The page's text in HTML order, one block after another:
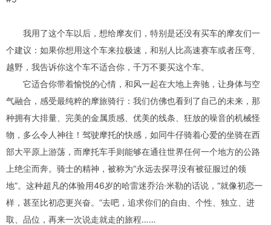
我用了这个车以后，想给摩友们，特别是还没有买车的摩友们一
个建议：如果你想用这个车来拉极速，和别人比高速赛车或者压弯、
越野，我告诉你这个车不适合你，千万不要买这个车。
它适合你带着愉悦的心情，和风一起在大地上奔驰，让身体与空
气融合，感受最纯粹的摩旅骑行：我们仿佛也看到了自己的未来，那
种拥有大排量、完美的金属质感、优美的线条、狂放的噪音的机械怪
物，多么令人神往！驾驶摩托的快感，如同牛仔骑着心爱的坐骑在西
部大平原上游荡，而摩托车手则能够在通往世界任何一个地方的公路
上绝尘而奔。骑士的精神，被称为“永远去探寻没有被征服过的领
地”。这种超凡的体验用46岁的哈雷迷乔治·米勒的话说，“就像初恋一
样，甚至比初恋更兴奋。”去吧，追求你们的自由、个性、独立、进
取、品位，再来一次说走就走的旅程……